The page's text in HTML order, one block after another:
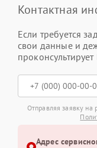
Контактная
Если требуется
свои данные и
проконсультирует
Отправляя заявку на
Адрес